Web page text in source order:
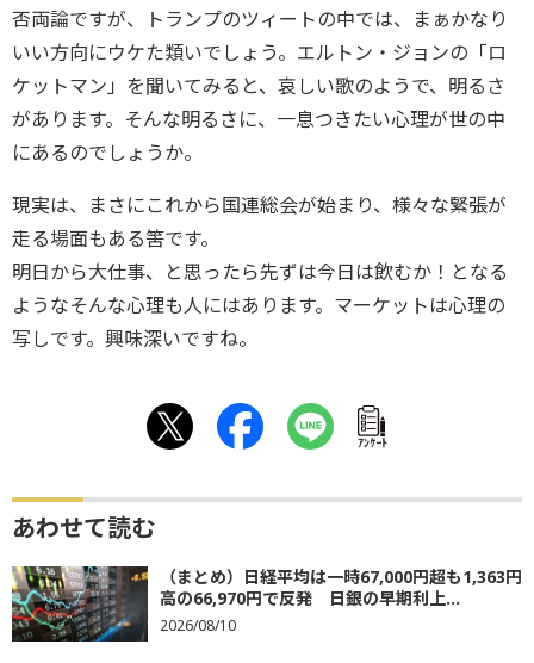
否両論ですが、トランプのツィートの中では、まぁかなり
いい方向にウケた類いでしょう。エルトン・ジョンの「ロ
ケットマン」を聞いてみると、哀しい歌のようで、明るさ
があります。そんな明るさに、一息つきたい心理が世の中
にあるのでしょうか。
現実は、まさにこれから国連総会が始まり、様々な緊張が
走る場面もある筈です。
明日から大仕事、と思ったら先ずは今日は飲むか！となる
ようなそんな心理も人にはあります。マーケットは心理の
写しです。興味深いですね。
ｱﾝｹｰﾄ
あわせて読む
（まとめ）日経平均は一時67,000円超も1,363円
高の66,970円で反発 日銀の早期利上...
2026/08/10